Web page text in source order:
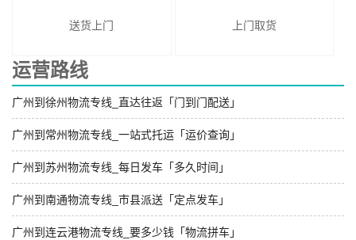
送货上门 上门取货
运营路线
广州到徐州物流专线_直达往返「门到门配送」
广州到常州物流专线_一站式托运「运价查询」
广州到苏州物流专线_每日发车「多久时间」
广州到南通物流专线_市县派送「定点发车」
广州到连云港物流专线_要多少钱「物流拼车」